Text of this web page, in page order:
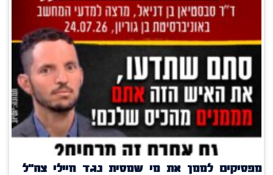
מפסיקים לממן את מי שמסית נגד חיילי צה"ל